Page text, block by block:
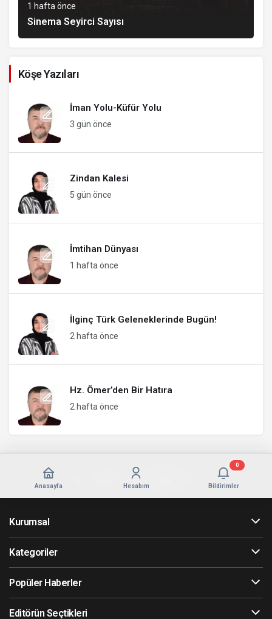
1 hafta önce
Sinema Seyirci Sayısı
Köşe Yazıları
İman Yolu-Küfür Yolu
3 gün önce
Zindan Kalesi
5 gün önce
İmtihan Dünyası
1 hafta önce
İlginç Türk Geleneklerinde Bugün!
2 hafta önce
Hz. Ömer’den Bir Hatıra
2 hafta önce
Anasayfa Hesabım Bildirimler
0
Kurumsal
Kategoriler
Popüler Haberler
Editörün Seçtikleri